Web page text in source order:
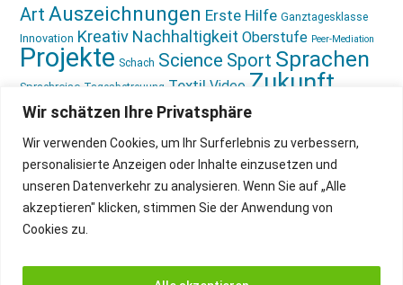
Wir schätzen Ihre Privatsphäre
Wir verwenden Cookies, um Ihr Surferlebnis zu verbessern,
personalisierte Anzeigen oder Inhalte einzusetzen und
unseren Datenverkehr zu analysieren. Wenn Sie auf „Alle
akzeptieren" klicken, stimmen Sie der Anwendung von
Cookies zu.
Art Auszeichnungen Erste Hilfe Ganztagesklasse
Innovation Kreativ Nachhaltigkeit Oberstufe Peer-Mediation
Projekte Schach Science Sport Sprachen
Sprachreise Tagesbetreuung Textil Video Zukunft
gestalten Ökologie
IMPRESSUM